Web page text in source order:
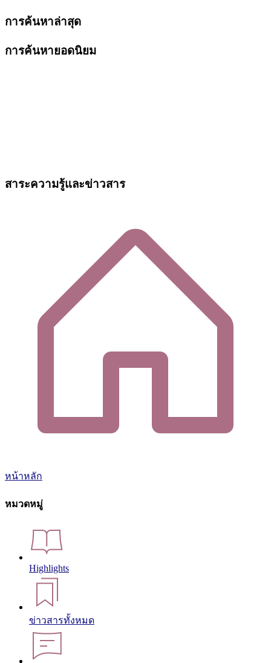
การค้นหาล่าสุด
การค้นหายอดนิยม
สาระความรู้และข่าวสาร
หน้าหลัก
หมวดหมู่
Highlights
ข่าวสารทั้งหมด